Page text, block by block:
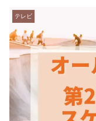
テレビ